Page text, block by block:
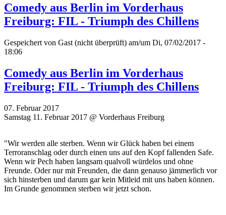
Comedy aus Berlin im Vorderhaus
Freiburg: FIL - Triumph des Chillens
Gespeichert von Gast (nicht überprüft) am/um Di, 07/02/2017 -
18:06
Comedy aus Berlin im Vorderhaus
Freiburg: FIL - Triumph des Chillens
07. Februar 2017
Samstag 11. Februar 2017 @ Vorderhaus Freiburg
"Wir werden alle sterben. Wenn wir Glück haben bei einem
Terroranschlag oder durch einen uns auf den Kopf fallenden Safe.
Wenn wir Pech haben langsam qualvoll würdelos und ohne
Freunde. Oder nur mit Freunden, die dann genauso jämmerlich vor
sich hinsterben und darum gar kein Mitleid mit uns haben können.
Im Grunde genommen sterben wir jetzt schon.